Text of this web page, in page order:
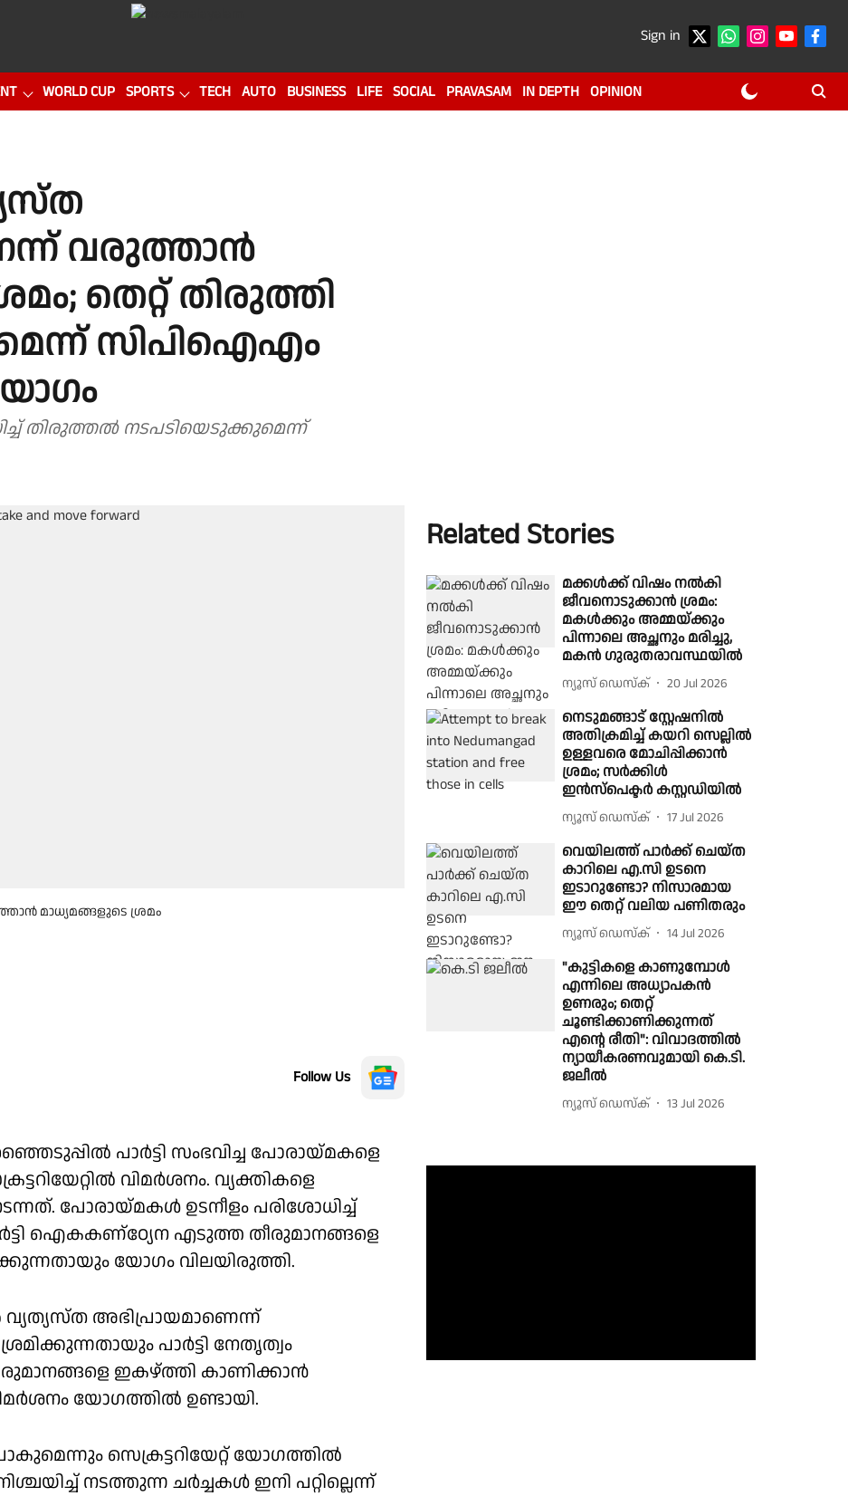
Sign in
WORLD CUP SPORTS TECH AUTO BUSINESS LIFE SOCIAL PRAVASAM IN DEPTH OPINION
വരുത്താൻ
തെറ്റ് തിരുത്തി
സിപിഐഎം
തിരുത്തൽ നടപടിയെടുക്കുമെന്ന്
മാധ്യമങ്ങളുടെ ശ്രമം
Follow Us
പാർട്ടി സംഭവിച്ച പോരായ്മകളെ
വിമർശനം. വ്യക്തികളെ
പോരായ്മകൾ ഉടനീളം പരിശോധിച്ച്
ഐകകണ്ഠ്യേന എടുത്ത തീരുമാനങ്ങളെ
യോഗം വിലയിരുത്തി.
വ്യത്യസ്ത അഭിപ്രായമാണെന്ന്
ശ്രമിക്കുന്നതായും പാർട്ടി നേതൃത്വം
ഇകഴ്ത്തി കാണിക്കാൻ
യോഗത്തിൽ ഉണ്ടായി.
സെക്രട്ടറിയേറ്റ് യോഗത്തിൽ
നടത്തുന്ന ചർച്ചകൾ ഇനി പറ്റില്ലെന്ന്
Related Stories
മക്കൾക്ക് വിഷം നൽകി
ജീവനൊടുക്കാൻ ശ്രമം:
മകള്‍ക്കും അമ്മയ്ക്കും
പിന്നാലെ അച്ഛനും മരിച്ചു,
മകന്‍ ഗുരുതരാവസ്ഥയില്‍
ന്യൂസ് ഡെസ്ക് 20 Jul 2026
നെടുമങ്ങാട് സ്റ്റേഷനിൽ
അതിക്രമിച്ച് കയറി സെല്ലിൽ
ഉള്ളവരെ മോചിപ്പിക്കാൻ
ശ്രമം; സർക്കിൾ
ഇൻസ്പെക്ടർ കസ്റ്റഡിയിൽ
ന്യൂസ് ഡെസ്ക് 17 Jul 2026
വെയിലത്ത് പാർക്ക് ചെയ്ത
കാറിലെ എ.സി ഉടനെ
ഇടാറുണ്ടോ? നിസാരമായ ​
ഈ തെറ്റ് വലിയ പണിതരും
ന്യൂസ് ഡെസ്ക് 14 Jul 2026
"കുട്ടികളെ കാണുമ്പോൾ
എന്നിലെ അധ്യാപകൻ
ഉണരും; തെറ്റ്
ചൂണ്ടിക്കാണിക്കുന്നത്
എൻ്റെ രീതി": വിവാദത്തിൽ
ന്യായീകരണവുമായി കെ.ടി.
ജലീൽ
ന്യൂസ് ഡെസ്ക് 13 Jul 2026